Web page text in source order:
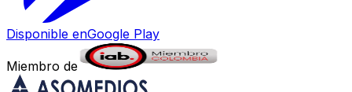
Disponible enGoogle Play
Miembro de